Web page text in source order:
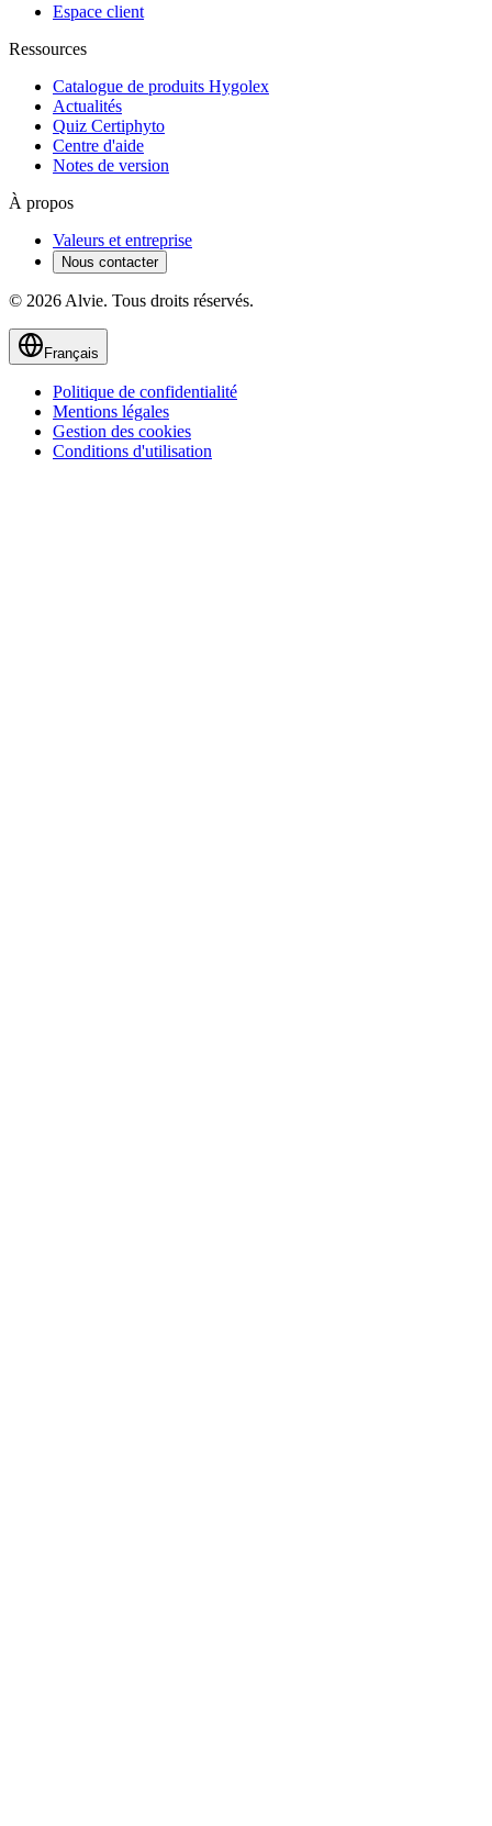
Espace client
Ressources
Catalogue de produits Hygolex
Actualités
Quiz Certiphyto
Centre d'aide
Notes de version
À propos
Valeurs et entreprise
Nous contacter
© 2026 Alvie. Tous droits réservés.
Français
Politique de confidentialité
Mentions légales
Gestion des cookies
Conditions d'utilisation